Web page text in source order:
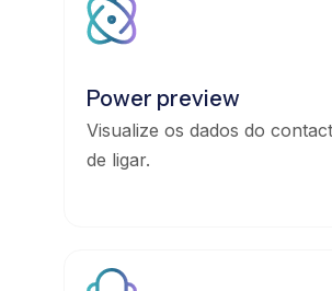
Power preview
Visualize os dados do
de ligar.